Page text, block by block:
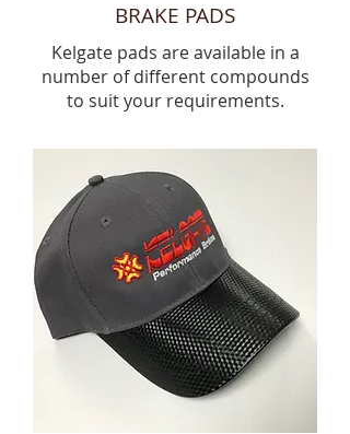
BRAKE PADS
Kelgate pads are available in a
number of different compounds
to suit your requirements.